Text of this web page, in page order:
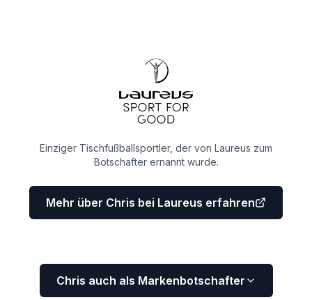
Einziger Tischfußballsportler, der von Laureus zum
Botschafter ernannt wurde.
Mehr über Chris bei Laureus erfahren
Chris auch als Markenbotschafter